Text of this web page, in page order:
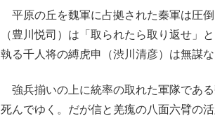
平原の丘を魏軍に占拠された秦軍は圧
（豊川悦司）は「取られたら取り返せ」
執る千人将の縛虎申（渋川清彦）は無謀
強兵揃いの上に統率の取れた軍隊であ
死んでゆく。だが信と羌瘣の八面六臂の